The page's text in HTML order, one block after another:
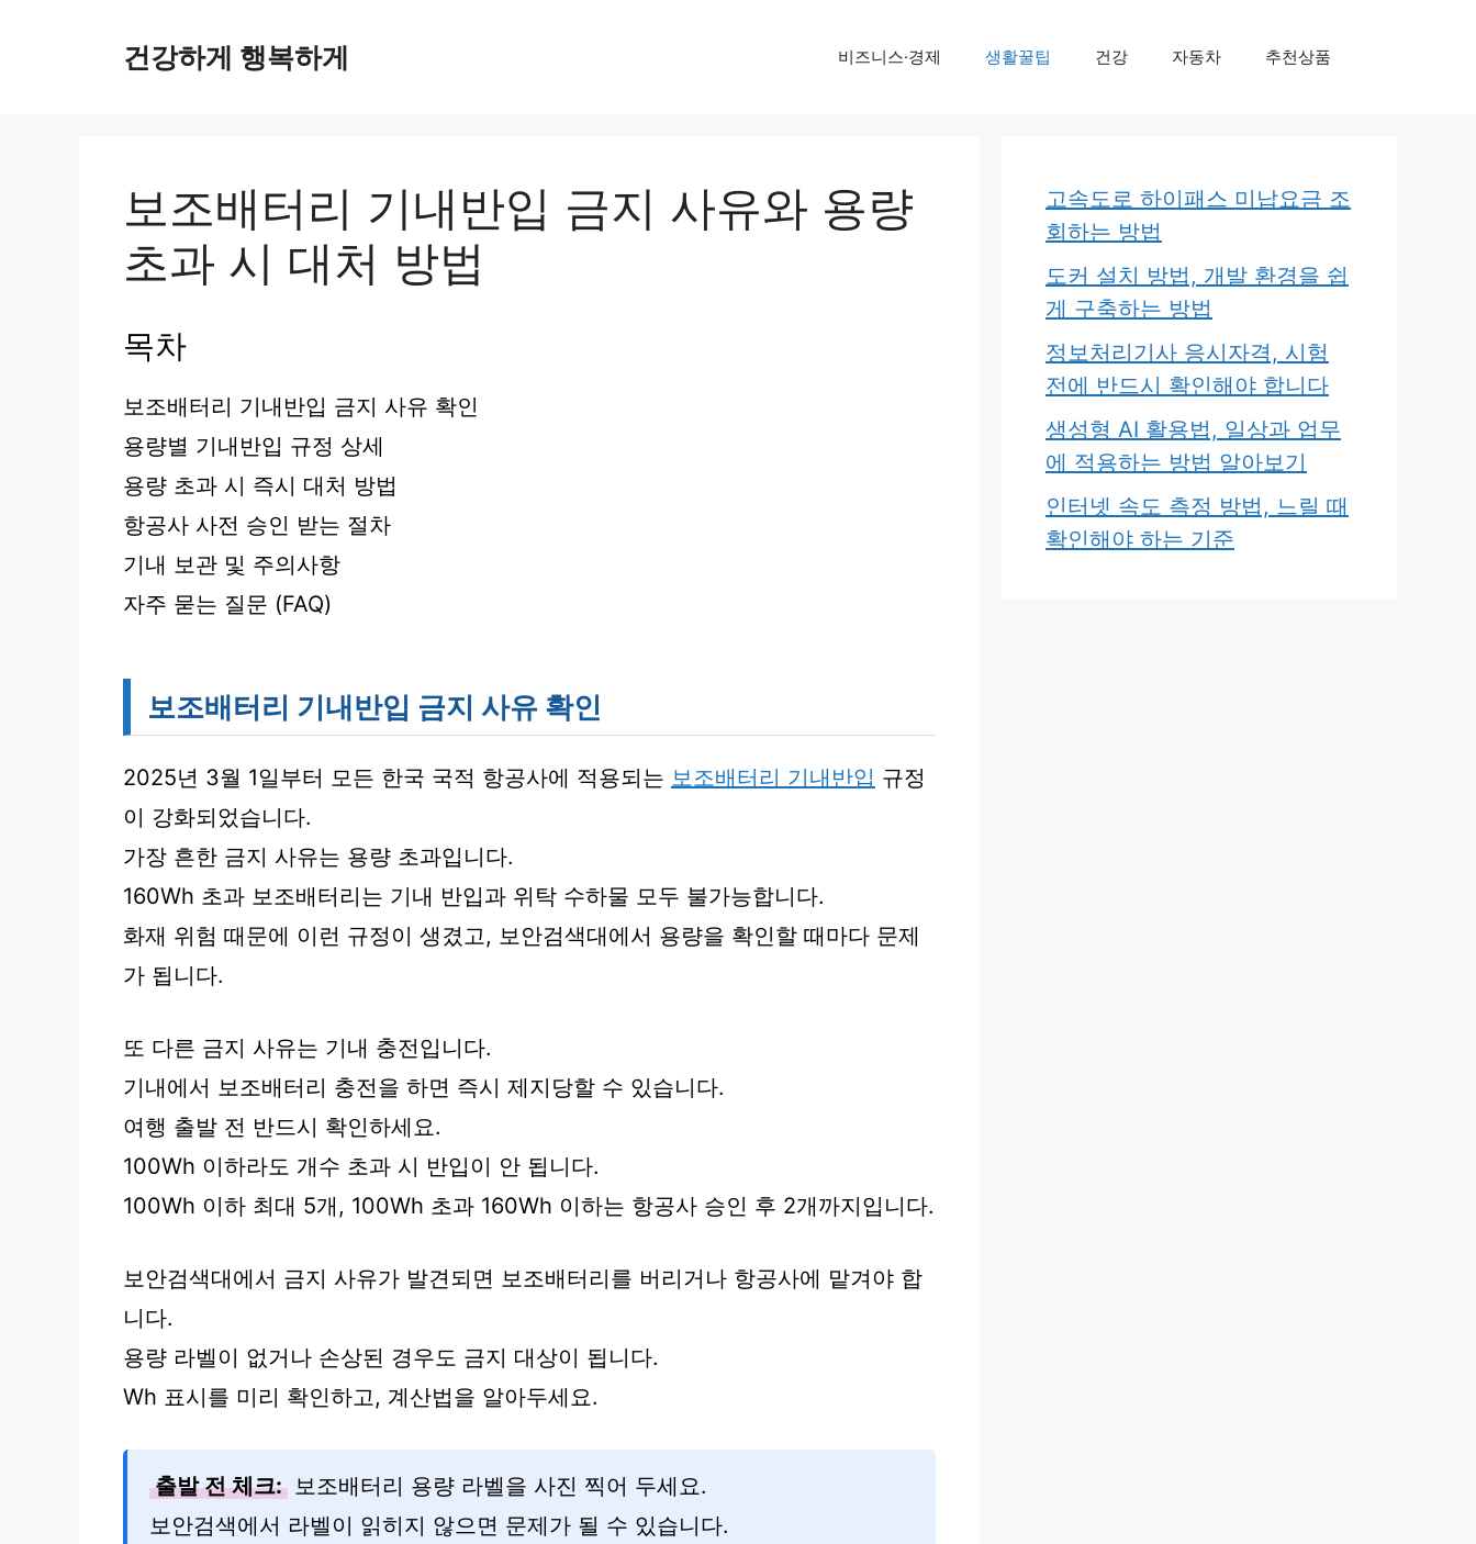
건강하게 행복하게 비즈니스·경제 생활꿀팁 건강 자동차 추천상품
보조배터리 기내반입 금지 사유와 용량
초과 시 대처 방법
목차
보조배터리 기내반입 금지 사유 확인
용량별 기내반입 규정 상세
용량 초과 시 즉시 대처 방법
항공사 사전 승인 받는 절차
기내 보관 및 주의사항
자주 묻는 질문 (FAQ)
보조배터리 기내반입 금지 사유 확인
2025년 3월 1일부터 모든 한국 국적 항공사에 적용되는 보조배터리 기내반입 규정
이 강화되었습니다.
가장 흔한 금지 사유는 용량 초과입니다.
160Wh 초과 보조배터리는 기내 반입과 위탁 수하물 모두 불가능합니다.
화재 위험 때문에 이런 규정이 생겼고, 보안검색대에서 용량을 확인할 때마다 문제
가 됩니다.
또 다른 금지 사유는 기내 충전입니다.
기내에서 보조배터리 충전을 하면 즉시 제지당할 수 있습니다.
여행 출발 전 반드시 확인하세요.
100Wh 이하라도 개수 초과 시 반입이 안 됩니다.
100Wh 이하 최대 5개, 100Wh 초과 160Wh 이하는 항공사 승인 후 2개까지입니다.
보안검색대에서 금지 사유가 발견되면 보조배터리를 버리거나 항공사에 맡겨야 합
니다.
용량 라벨이 없거나 손상된 경우도 금지 대상이 됩니다.
Wh 표시를 미리 확인하고, 계산법을 알아두세요.
출발 전 체크: 보조배터리 용량 라벨을 사진 찍어 두세요.
보안검색에서 라벨이 읽히지 않으면 문제가 될 수 있습니다.
고속도로 하이패스 미납요금 조
회하는 방법
도커 설치 방법, 개발 환경을 쉽
게 구축하는 방법
정보처리기사 응시자격, 시험
전에 반드시 확인해야 합니다
생성형 AI 활용법, 일상과 업무
에 적용하는 방법 알아보기
인터넷 속도 측정 방법, 느릴 때
확인해야 하는 기준